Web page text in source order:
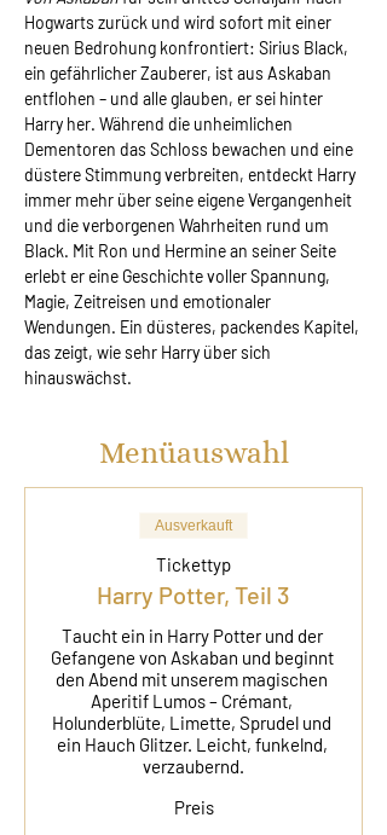
Hogwarts zurück und wird sofort mit einer
neuen Bedrohung konfrontiert: Sirius Black,
ein gefährlicher Zauberer, ist aus Askaban
entflohen – und alle glauben, er sei hinter
Harry her. Während die unheimlichen
Dementoren das Schloss bewachen und eine
düstere Stimmung verbreiten, entdeckt Harry
immer mehr über seine eigene Vergangenheit
und die verborgenen Wahrheiten rund um
Black. Mit Ron und Hermine an seiner Seite
erlebt er eine Geschichte voller Spannung,
Magie, Zeitreisen und emotionaler
Wendungen. Ein düsteres, packendes Kapitel,
das zeigt, wie sehr Harry über sich
hinauswächst.
Menüauswahl
Ausverkauft
Tickettyp
Harry Potter, Teil 3
Taucht ein in Harry Potter und der
Gefangene von Askaban und beginnt
den Abend mit unserem magischen
Aperitif Lumos – Crémant,
Holunderblüte, Limette, Sprudel und
ein Hauch Glitzer. Leicht, funkelnd,
verzaubernd.
Preis